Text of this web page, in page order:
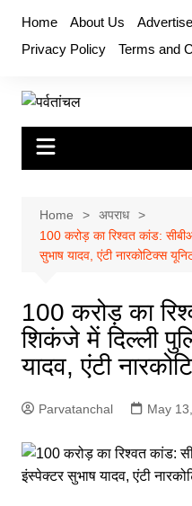
content
Home About Us
Privacy Policy
Terms and
Home
अपराध
100 करोड़ का रिश्वत कांड:
सुभाष यादव, एंटी नारकोटिक्स
100 करोड़ का
शिकंजे में दिल्ली
यादव, एंटी
Parvatanchal May